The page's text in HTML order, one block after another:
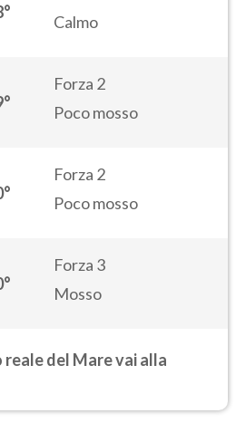
Calmo
Forza 2
Poco mosso
Forza 2
Poco mosso
Forza 3
Mosso
del Mare vai alla